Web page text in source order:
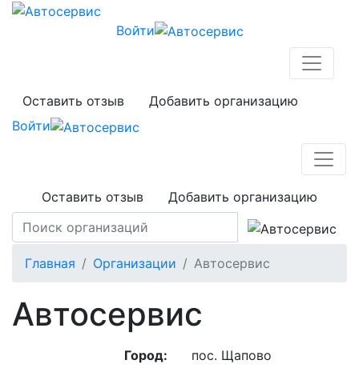
Войти
Оставить отзыв
Добавить организацию
Войти
Оставить отзыв Добавить организацию
Главная Организации Автосервис
Автосервис
Город:
пос. Щапово